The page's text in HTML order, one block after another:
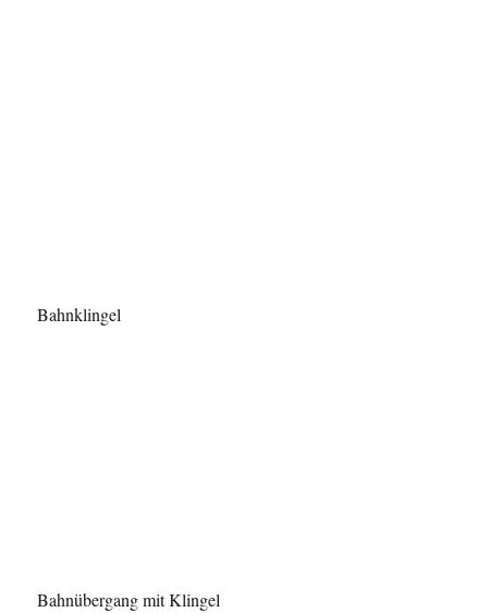
Bahnklingel
Bahnübergang mit Klingel